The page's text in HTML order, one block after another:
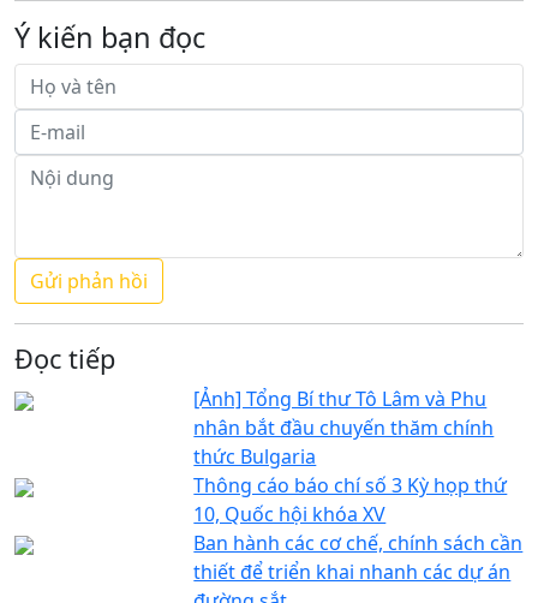
Ý kiến bạn đọc
Đọc tiếp
[Ảnh] Tổng Bí thư Tô Lâm và Phu
nhân bắt đầu chuyến thăm chính
thức Bulgaria
Thông cáo báo chí số 3 Kỳ họp thứ
10, Quốc hội khóa XV
Ban hành các cơ chế, chính sách cần
thiết để triển khai nhanh các dự án